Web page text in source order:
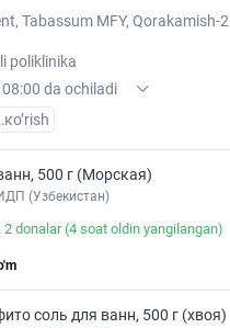
Tabassum MFY, Qorakamish-2
poliklinika
08:00 da ochiladi
XXX-XX-XX
кo’rish
500 г (Морская)
(Узбекистан)
2 donalar(4 soat oldin yangilangan)
соль для ванн, 500 г (хвоя)